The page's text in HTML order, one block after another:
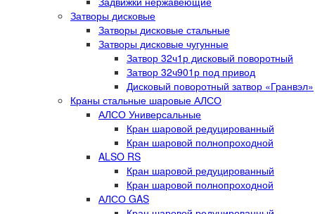
Затворы дисковые
Затворы дисковые стальные
Затворы дисковые чугунные
Затвор 32ч1р дисковый поворотный
Затвор 32ч901р под привод
Дисковый поворотный затвор «Гранвэл»
Краны стальные шаровые АЛСО
АЛСО Универсальные
Кран шаровой редуцированный
Кран шаровой полнопроходной
ALSO RS
Кран шаровой редуцированный
Кран шаровой полнопроходной
АЛСО GAS